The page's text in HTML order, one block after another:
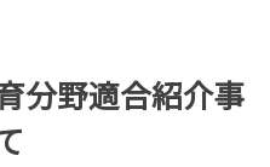
ョン
介、人材派遣を行っておりま
す。分野適合紹介事